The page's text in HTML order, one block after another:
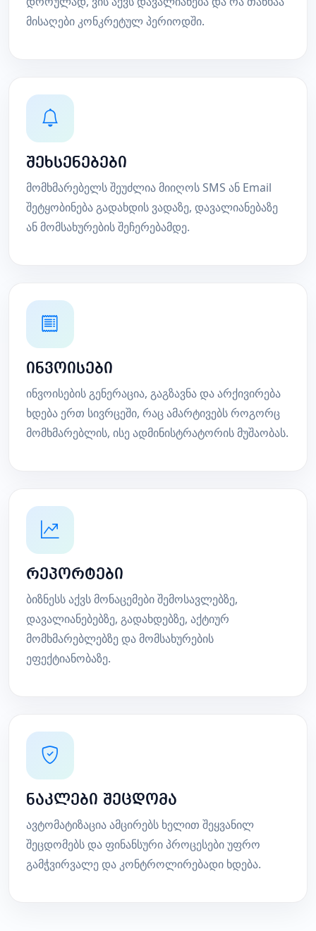
მისაღები კონკრეტულ პერიოდში.
შეხსენებები
მომხმარებელს შეუძლია მიიღოს SMS ან Email
შეტყობინება გადახდის ვადაზე, დავალიანებაზე
ან მომსახურების შეჩერებამდე.
ინვოისები
ინვოისების გენერაცია, გაგზავნა და არქივირება
ხდება ერთ სივრცეში, რაც ამარტივებს როგორც
მომხმარებლის, ისე ადმინისტრატორის მუშაობას.
რეპორტები
ბიზნესს აქვს მონაცემები შემოსავლებზე,
დავალიანებებზე, გადახდებზე, აქტიურ
მომხმარებლებზე და მომსახურების
ეფექტიანობაზე.
ნაკლები შეცდომა
ავტომატიზაცია ამცირებს ხელით შეყვანილ
შეცდომებს და ფინანსური პროცესები უფრო
გამჭვირვალე და კონტროლირებადი ხდება.